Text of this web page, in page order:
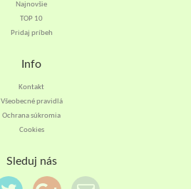
Najnovšie
TOP 10
Pridaj príbeh
Info
Kontakt
Všeobecné pravidlá
Ochrana súkromia
Cookies
Sleduj nás